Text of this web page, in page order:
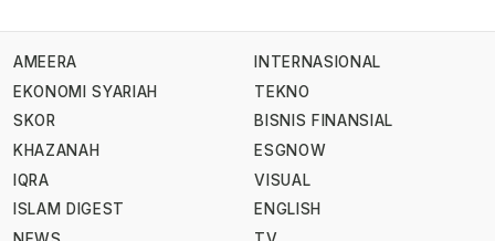
AMEERA
EKONOMI SYARIAH
SKOR
KHAZANAH
IQRA
ISLAM DIGEST
INTERNASIONAL
TEKNO
BISNIS FINANSIAL
ESGNOW
VISUAL
ENGLISH